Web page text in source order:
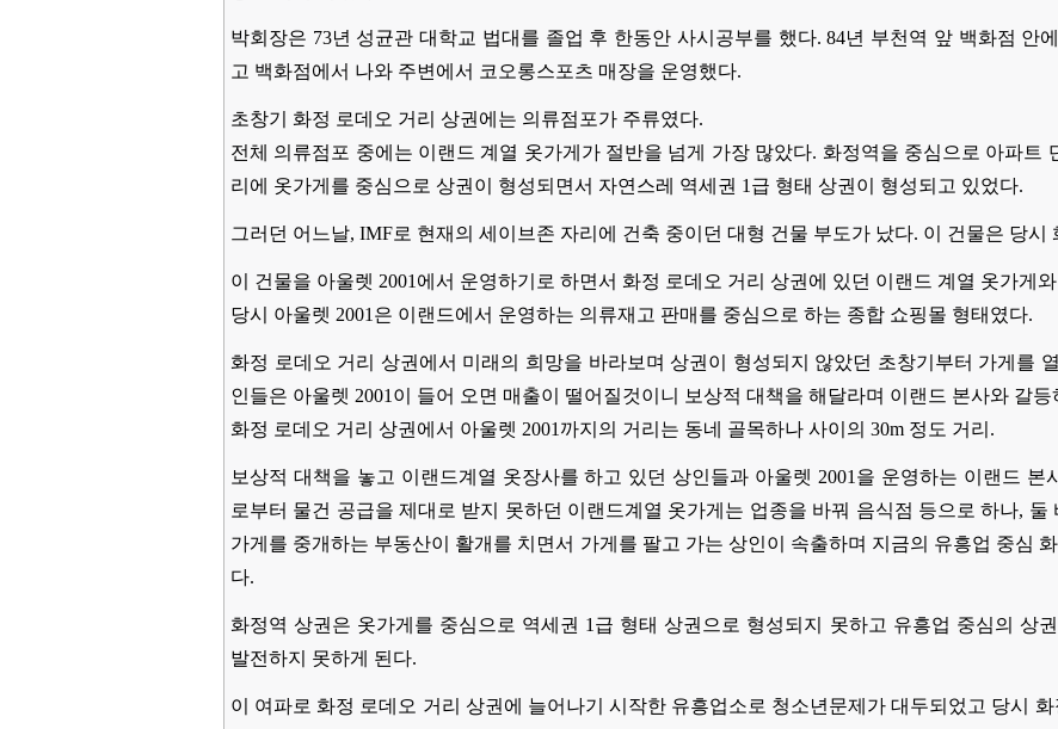
박회장은 73년 성균관 대학교 법대를 졸업 후 한동안 사시공부를 했다. 84년 부천역 앞 백화점 안
고 백화점에서 나와 주변에서 코오롱스포츠 매장을 운영했다.
초창기 화정 로데오 거리 상권에는 의류점포가 주류였다.
전체 의류점포 중에는 이랜드 계열 옷가게가 절반을 넘게 가장 많았다. 화정역을 중심으로 아파트
리에 옷가게를 중심으로 상권이 형성되면서 자연스레 역세권 1급 형태 상권이 형성되고 있었다.
그러던 어느날, IMF로 현재의 세이브존 자리에 건축 중이던 대형 건물 부도가 났다. 이 건물은 당시
이 건물을 아울렛 2001에서 운영하기로 하면서 화정 로데오 거리 상권에 있던 이랜드 계열 옷가게
당시 아울렛 2001은 이랜드에서 운영하는 의류재고 판매를 중심으로 하는 종합 쇼핑몰 형태였다.
화정 로데오 거리 상권에서 미래의 희망을 바라보며 상권이 형성되지 않았던 초창기부터 가게를
인들은 아울렛 2001이 들어 오면 매출이 떨어질것이니 보상적 대책을 해달라며 이랜드 본사와 갈등
화정 로데오 거리 상권에서 아울렛 2001까지의 거리는 동네 골목하나 사이의 30m 정도 거리.
보상적 대책을 놓고 이랜드계열 옷장사를 하고 있던 상인들과 아울렛 2001을 운영하는 이랜드
로부터 물건 공급을 제대로 받지 못하던 이랜드계열 옷가게는 업종을 바꿔 음식점 등으로 하나,
가게를 중개하는 부동산이 활개를 치면서 가게를 팔고 가는 상인이 속출하며 지금의 유흥업 중심
다.
화정역 상권은 옷가게를 중심으로 역세권 1급 형태 상권으로 형성되지 못하고 유흥업 중심의 상
발전하지 못하게 된다.
이 여파로 화정 로데오 거리 상권에 늘어나기 시작한 유흥업소로 청소년문제가 대두되었고 당시